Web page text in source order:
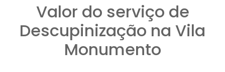
Valor do serviço de
Descupinização na Vila
Monumento